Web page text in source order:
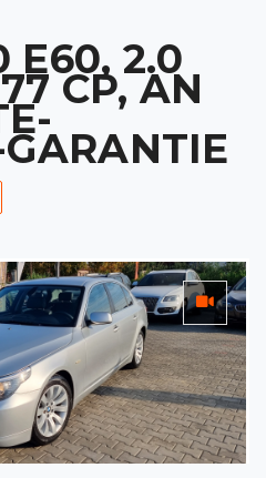
E60, 2.0
CP, AN